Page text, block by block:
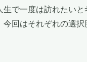
で一度は訪れたいと
回はそれぞれの選択